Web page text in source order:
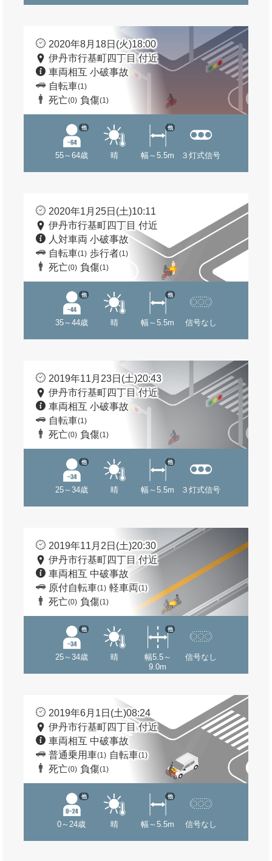
2020年8月18日(火)18:00
伊丹市行基町四丁目 付近
車両相互 小破事故
自転車(1)
死亡(0) 負傷(1)
55～64歳
他
晴 幅～5.5m
他
３灯式信号
2020年1月25日(土)10:11
伊丹市行基町四丁目 付近
人対車両 小破事故
自転車(1) 歩行者(1)
死亡(0) 負傷(1)
35～44歳
他
晴 幅～5.5m
他
信号なし
2019年11月23日(土)20:43
伊丹市行基町四丁目 付近
車両相互 小破事故
自転車(1)
死亡(0) 負傷(1)
25～34歳
他
晴 幅～5.5m
他
３灯式信号
2019年11月2日(土)20:30
伊丹市行基町四丁目 付近
車両相互 中破事故
原付自転車(1) 軽車両(1)
死亡(0) 負傷(1)
25～34歳
他
晴
幅5.5～
9.0m
他
信号なし
2019年6月1日(土)08:24
伊丹市行基町四丁目 付近
車両相互 中破事故
普通乗用車(1) 自転車(1)
死亡(0) 負傷(1)
0～24歳
他
晴 幅～5.5m
他
信号なし